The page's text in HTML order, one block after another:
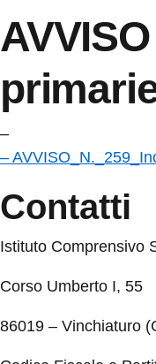
–
–
Contatti
Istituto Comprensivo
Corso Umberto I, 55
86019 – Vinchiaturo